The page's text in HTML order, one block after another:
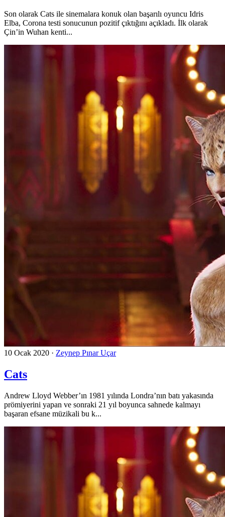
Son olarak Cats ile sinemalara konuk olan başarılı oyuncu Idris
Elba, Corona testi sonucunun pozitif çıktığını açıkladı. İlk olarak
Çin’in Wuhan kenti...
10 Ocak 2020 · Zeynep Pınar Uçar
Cats
Andrew Lloyd Webber’ın 1981 yılında Londra’nın batı yakasında
prömiyerini yapan ve sonraki 21 yıl boyunca sahnede kalmayı
başaran efsane müzikali bu k...